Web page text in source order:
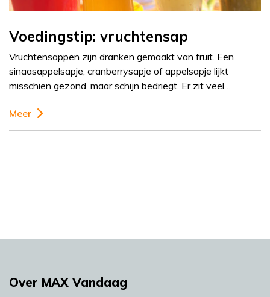
Voedingstip: vruchtensap
Vruchtensappen zijn dranken gemaakt van fruit. Een
sinaasappelsapje, cranberrysapje of appelsapje lijkt
misschien gezond, maar schijn bedriegt. Er zit veel…
Meer
Over MAX Vandaag